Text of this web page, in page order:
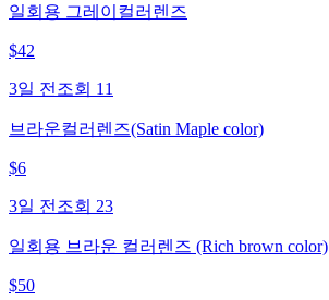
일회용 그레이컬러렌즈
$42
3일 전 조회 11
브라운컬러렌즈(Satin Maple color)
$6
3일 전 조회 23
일회용 브라운 컬러렌즈 (Rich brown color)
$50